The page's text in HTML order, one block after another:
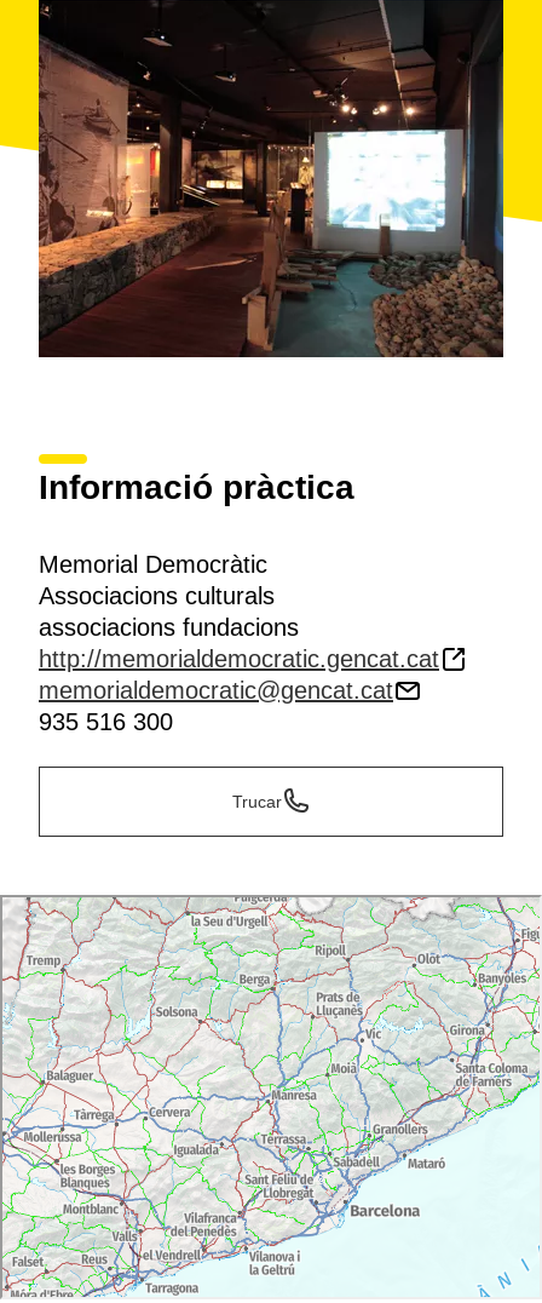
Informació pràctica
Memorial Democràtic
Associacions culturals
associacions fundacions
http://memorialdemocratic.gencat.cat
memorialdemocratic@gencat.cat
935 516 300
Trucar